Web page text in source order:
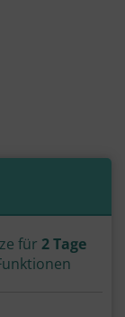
für 2 Tage